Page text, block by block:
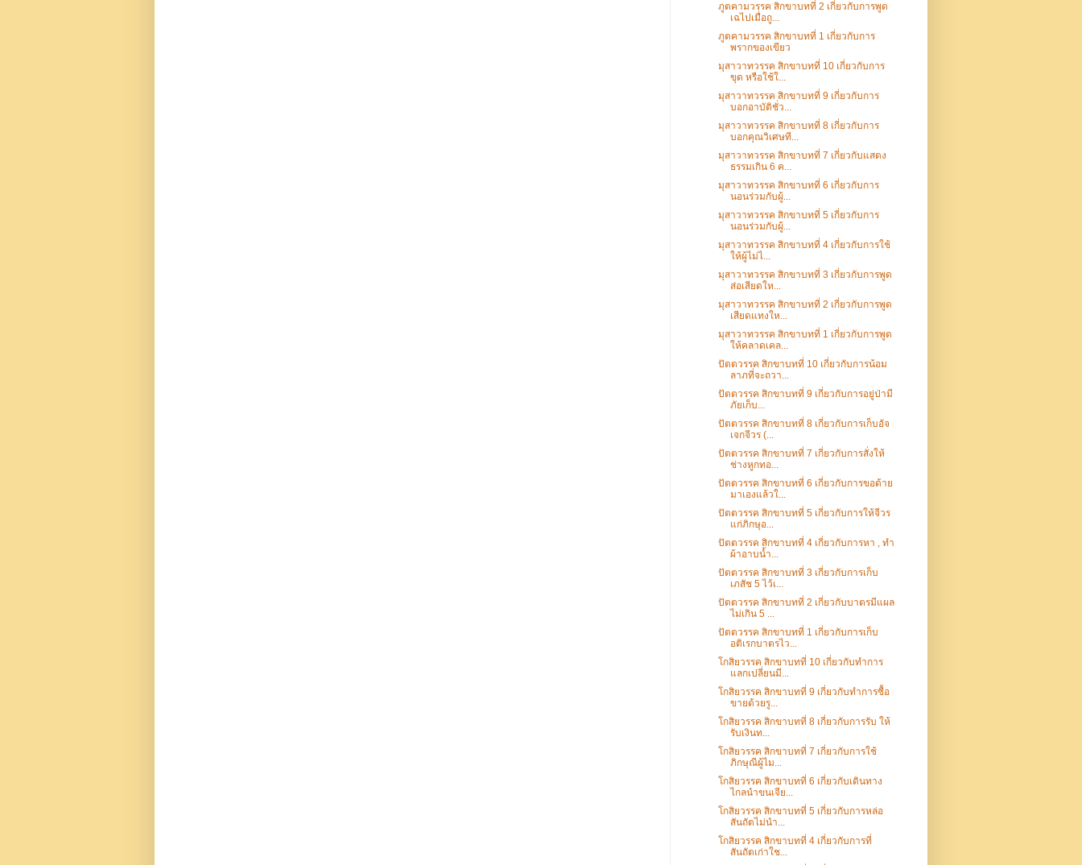
ภูตคามวรรค สิกขาบทที่ 2 เกี่ยวกับการพูด
เฉไปเมื่อถู...
ภูตคามวรรค สิกขาบทที่ 1 เกี่ยวกับการ
พรากของเขียว
มุสาวาทวรรค สิกขาบทที่ 10 เกี่ยวกับการ
ขุด หรือใช้ใ...
มุสาวาทวรรค สิกขาบทที่ 9 เกี่ยวกับการ
บอกอาบัติชั่ว...
มุสาวาทวรรค สิกขาบทที่ 8 เกี่ยวกับการ
บอกคุณวิเศษที...
มุสาวาทวรรค สิกขาบทที่ 7 เกี่ยวกับแสดง
ธรรมเกิน 6 ค...
มุสาวาทวรรค สิกขาบทที่ 6 เกี่ยวกับการ
นอนร่วมกับผู้...
มุสาวาทวรรค สิกขาบทที่ 5 เกี่ยวกับการ
นอนร่วมกับผู้...
มุสาวาทวรรค สิกขาบทที่ 4 เกี่ยวกับการใช้
ให้ผู้ไม่ไ...
มุสาวาทวรรค สิกขาบทที่ 3 เกี่ยวกับการพูด
ส่อเสียดให...
มุสาวาทวรรค สิกขาบทที่ 2 เกี่ยวกับการพูด
เสียดแทงให...
มุสาวาทวรรค สิกขาบทที่ 1 เกี่ยวกับการพูด
ให้คลาดเคล...
ปัตตวรรค สิกขาบทที่ 10 เกี่ยวกับการน้อม
ลาภที่จะถวา...
ปัตตวรรค สิกขาบทที่ 9 เกี่ยวกับการอยู่ป่ามี
ภัยเก็บ...
ปัตตวรรค สิกขาบทที่ 8 เกี่ยวกับการเก็บอัจ
เจกจีวร (...
ปัตตวรรค สิกขาบทที่ 7 เกี่ยวกับการสั่งให้
ช่างหูกทอ...
ปัตตวรรค สิกขาบทที่ 6 เกี่ยวกับการขอด้าย
มาเองแล้วใ...
ปัตตวรรค สิกขาบทที่ 5 เกี่ยวกับการให้จีวร
แก่ภิกษุอ...
ปัตตวรรค สิกขาบทที่ 4 เกี่ยวกับการหา , ทำ
ผ้าอาบน้ำ...
ปัตตวรรค สิกขาบทที่ 3 เกี่ยวกับการเก็บ
เภสัช 5 ไว้เ...
ปัตตวรรค สิกขาบทที่ 2 เกี่ยวกับบาตรมีแผล
ไม่เกิน 5 ...
ปัตตวรรค สิกขาบทที่ 1 เกี่ยวกับการเก็บ
อติเรกบาตรไว...
โกสิยวรรค สิกขาบทที่ 10 เกี่ยวกับทำการ
แลกเปลี่ยนมี...
โกสิยวรรค สิกขาบทที่ 9 เกี่ยวกับทำการซื้อ
ขายด้วยรู...
โกสิยวรรค สิกขาบทที่ 8 เกี่ยวกับการรับ ให้
รับเงินท...
โกสิยวรรค สิกขาบทที่ 7 เกี่ยวกับการใช้
ภิกษุณีผู้ไม...
โกสิยวรรค สิกขาบทที่ 6 เกี่ยวกับเดินทาง
ไกลนำขนเจีย...
โกสิยวรรค สิกขาบทที่ 5 เกี่ยวกับการหล่อ
สันถัตไม่นำ...
โกสิยวรรค สิกขาบทที่ 4 เกี่ยวกับการที่
สันถัตเก่าใช...